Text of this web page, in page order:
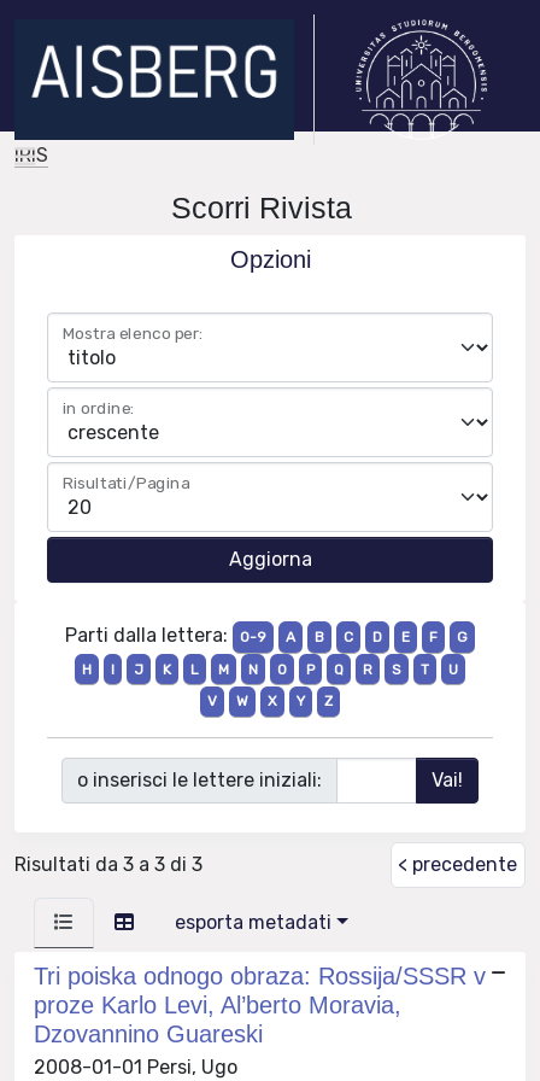
IRIS
Scorri Rivista
Opzioni
Mostra elenco per:
in ordine:
Risultati/Pagina
Parti dalla lettera: 0-9 A B C D E F
G
H
I J K L M N O P Q R S T
U
V
W X Y Z
o inserisci le lettere iniziali:
Risultati da 3 a 3 di 3 < precedente
esporta metadati
Tri poiska odnogo obraza: Rossija/SSSR v
proze Karlo Levi, Al’berto Moravia,
Dzovannino Guareski
2008-01-01 Persi, Ugo